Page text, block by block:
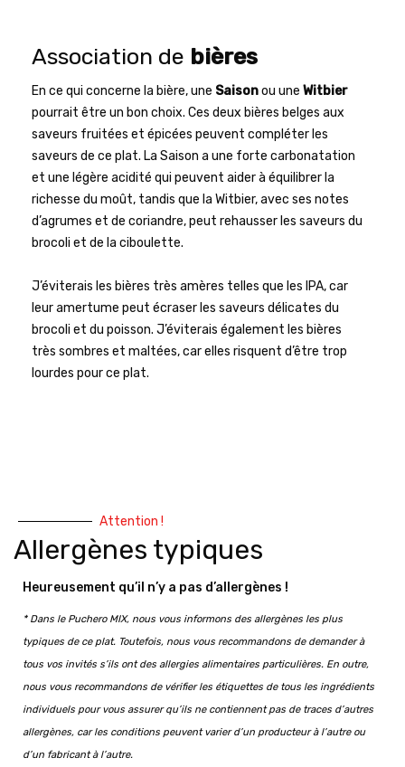
Association de bières
En ce qui concerne la bière, une Saisonou une Witbier
pourrait être un bon choix. Ces deux bières belges aux
saveurs fruitées et épicées peuvent compléter les
saveurs de ce plat. La Saison a une forte carbonatation
et une légère acidité qui peuvent aider à équilibrer la
richesse du moût, tandis que la Witbier, avec ses notes
d’agrumes et de coriandre, peut rehausser les saveurs du
brocoli et de la ciboulette.
J’éviterais les bières très amères telles que les IPA, car
leur amertume peut écraser les saveurs délicates du
brocoli et du poisson. J’éviterais également les bières
très sombres et maltées, car elles risquent d’être trop
lourdes pour ce plat.
Attention !
Allergènes typiques
Heureusement qu’il n’y a pas d’allergènes !
* Dans le Puchero MIX, nous vous informons des allergènes les plus
typiques de ce plat. Toutefois, nous vous recommandons de demander à
tous vos invités s’ils ont des allergies alimentaires particulières. En outre,
nous vous recommandons de vérifier les étiquettes de tous les ingrédients
individuels pour vous assurer qu’ils ne contiennent pas de traces d’autres
allergènes, car les conditions peuvent varier d’un producteur à l’autre ou
d’un fabricant à l’autre.